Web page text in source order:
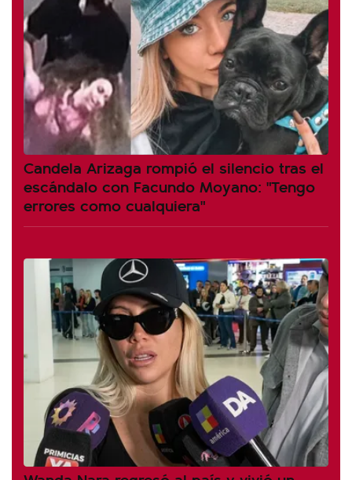
Candela Arizaga rompió el silencio tras el
escándalo con Facundo Moyano: "Tengo
errores como cualquiera"